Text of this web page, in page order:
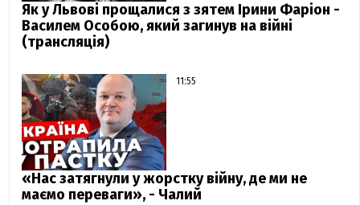
Як у Львові прощалися з зятем Ірини Фаріон -
Василем Особою, який загинув на війні
(трансляція)
11:55
«Нас затягнули у жорстку війну, де ми не
маємо переваги», - Чалий